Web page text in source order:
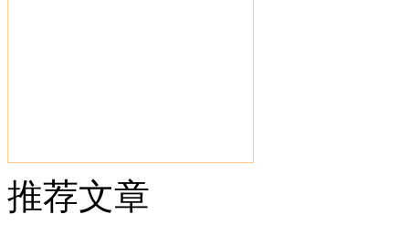
推荐文章